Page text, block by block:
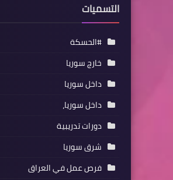
التسميات
#الحسكة
خارج سوريا
داخل سوريا
داخل سوريا،
دورات تدريبية
شرق سوريا
فرص عمل في العراق